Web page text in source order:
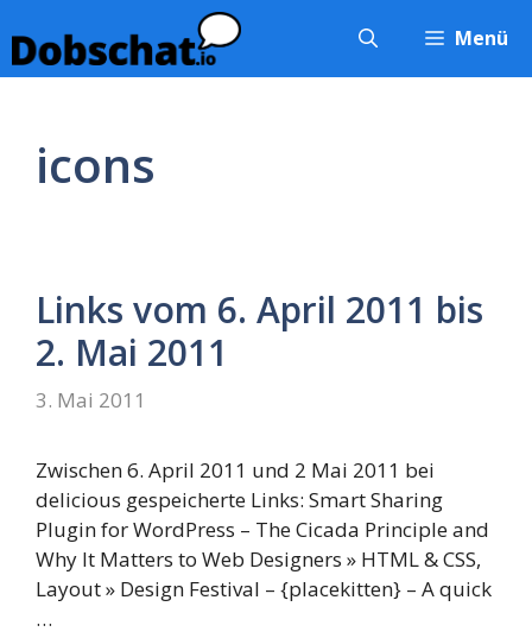
Inhalt
springen
Menü
icons
Links vom 6. April 2011 bis
2. Mai 2011
3. Mai 2011
Zwischen 6. April 2011 und 2 Mai 2011 bei
delicious gespeicherte Links: Smart Sharing
Plugin for WordPress – The Cicada Principle and
Why It Matters to Web Designers » HTML & CSS,
Layout » Design Festival – {placekitten} – A quick
…